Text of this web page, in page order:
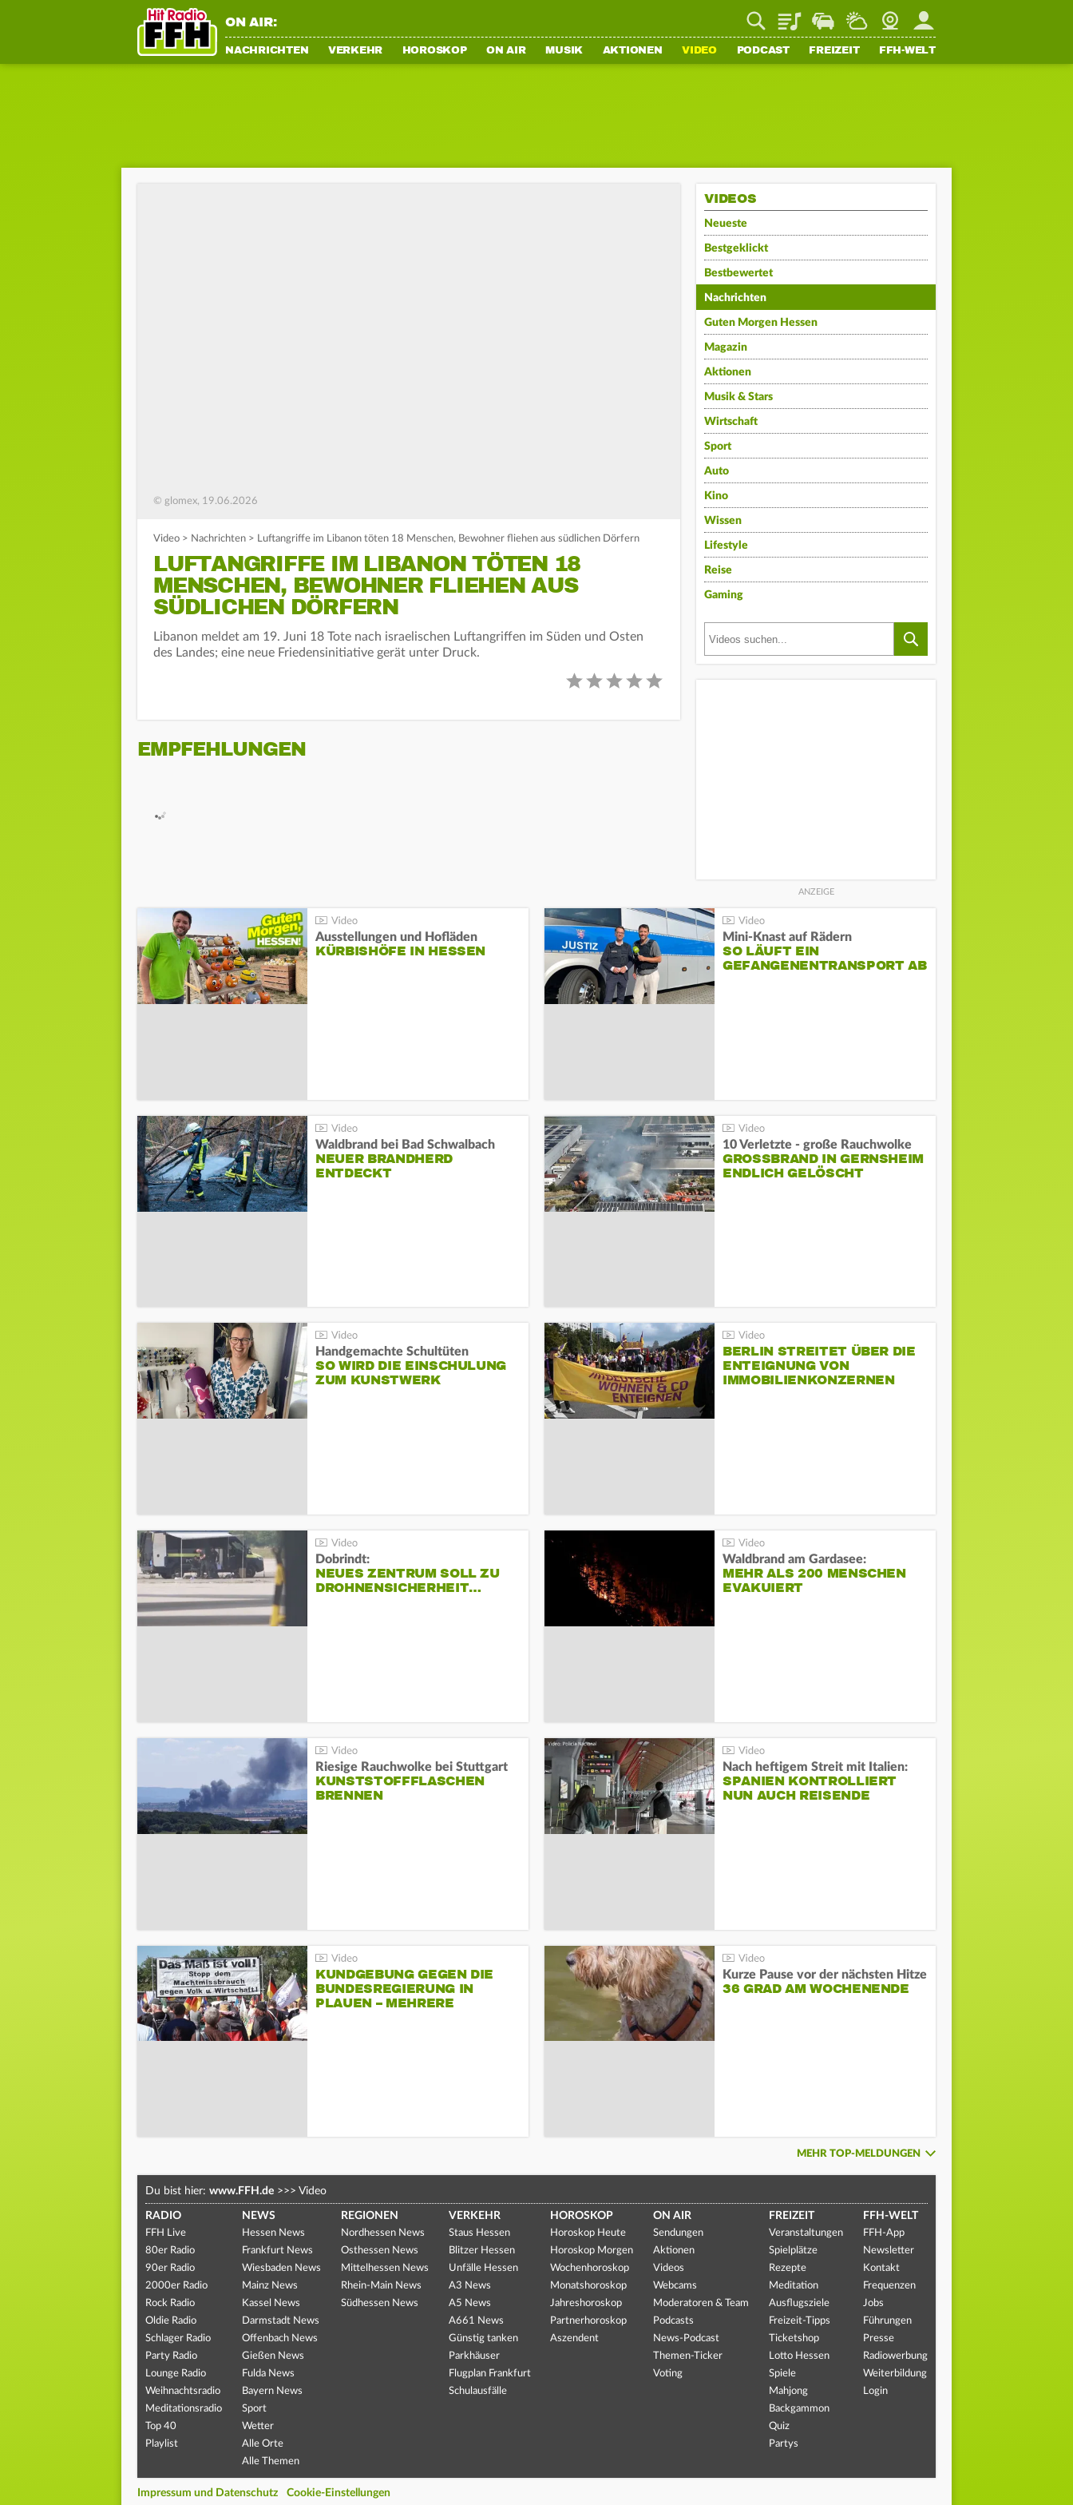
ON AIR: PlaylistStaupilotWetterWebcamMein FFH
NACHRICHTEN VERKEHR HOROSKOP ON AIR MUSIK AKTIONEN VIDEO PODCAST FREIZEIT FFH-WELT
© glomex, 19.06.2026
Video > Nachrichten > Luftangriffe im Libanon töten 18 Menschen, Bewohner fliehen aus südlichen Dörfern
LUFTANGRIFFE IM LIBANON TÖTEN 18
MENSCHEN, BEWOHNER FLIEHEN AUS
SÜDLICHEN DÖRFERN
Libanon meldet am 19. Juni 18 Tote nach israelischen Luftangriffen im Süden und Osten
des Landes; eine neue Friedensinitiative gerät unter Druck.
EMPFEHLUNGEN
VIDEOS
Neueste
Bestgeklickt
Bestbewertet
Nachrichten
Guten Morgen Hessen
Magazin
Aktionen
Musik & Stars
Wirtschaft
Sport
Auto
Kino
Wissen
Lifestyle
Reise
Gaming
Ausstellungen und Hofläden
KÜRBISHÖFE IN HESSEN
Mini-Knast auf Rädern
SO LÄUFT EIN
GEFANGENENTRANSPORT AB
Waldbrand bei Bad Schwalbach
NEUER BRANDHERD
ENTDECKT
10 Verletzte - große Rauchwolke
GROSSBRAND IN GERNSHEIM E
NDLICH GELÖSCHT
Handgemachte Schultüten
SO WIRD DIE EINSCHULUNG
ZUM KUNSTWERK
BERLIN STREITET ÜBER DIE
ENTEIGNUNG VON
IMMOBILIENKONZERNEN
Dobrindt:
NEUES ZENTRUM SOLL ZU
DROHNENSICHERHEIT…
Waldbrand am Gardasee:
MEHR ALS 200 MENSCHEN
EVAKUIERT
Riesige Rauchwolke bei Stuttgart
KUNSTSTOFFFLASCHEN
BRENNEN
Nach heftigem Streit mit Italien:
SPANIEN KONTROLLIERT
NUN AUCH REISENDE
KUNDGEBUNG GEGEN DIE
BUNDESREGIERUNG IN
PLAUEN – MEHRERE
Kurze Pause vor der nächsten Hitze
36 GRAD AM WOCHENENDE
MEHR TOP-MELDUNGEN
Du bist hier: www.FFH.de >>> Video
RADIO
FFH Live
80er Radio
90er Radio
2000er Radio
Rock Radio
Oldie Radio
Schlager Radio
Party Radio
Lounge Radio
Weihnachtsradio
Meditationsradio
Top 40
Playlist
NEWS
Hessen News
Frankfurt News
Wiesbaden News
Mainz News
Kassel News
Darmstadt News
Offenbach News
Gießen News
Fulda News
Bayern News
Sport
Wetter
Alle Orte
Alle Themen
REGIONEN
Nordhessen News
Osthessen News
Mittelhessen News
Rhein-Main News
Südhessen News
VERKEHR
Staus Hessen
Blitzer Hessen
Unfälle Hessen
A3 News
A5 News
A661 News
Günstig tanken
Parkhäuser
Flugplan Frankfurt
Schulausfälle
HOROSKOP
Horoskop Heute
Horoskop Morgen
Wochenhoroskop
Monatshoroskop
Jahreshoroskop
Partnerhoroskop
Aszendent
ON AIR
Sendungen
Aktionen
Videos
Webcams
Moderatoren & Team
Podcasts
News-Podcast
Themen-Ticker
Voting
FREIZEIT
Veranstaltungen
Spielplätze
Rezepte
Meditation
Ausflugsziele
Freizeit-Tipps
Ticketshop
Lotto Hessen
Spiele
Mahjong
Backgammon
Quiz
Partys
FFH-WELT
FFH-App
Newsletter
Kontakt
Frequenzen
Jobs
Führungen
Presse
Radiowerbung
Weiterbildung
Login
Impressum und Datenschutz Cookie-Einstellungen